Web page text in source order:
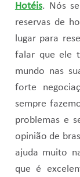
Hotéis. Nós
reservas de
lugar para
falar que ele
mundo nas
forte
sempre
problemas e
opinião de
ajuda muito
que é